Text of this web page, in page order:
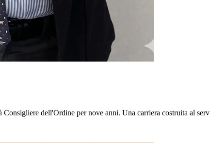
dell'Ordine per nove anni. Una carriera costruita al